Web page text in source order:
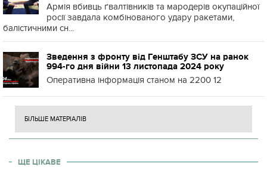
Армія вбивць ґвалтівників та мародерів окупаційної
росії завдала комбінованого удару ракетами,
балістичними сн...
Зведення з фронту від Генштабу ЗСУ на ранок
994-го дня війни 13 листопада 2024 року
Оперативна інформація станом на 2200 12
БІЛЬШЕ МАТЕРІАЛІВ
ЩЕ ЦІКАВЕ